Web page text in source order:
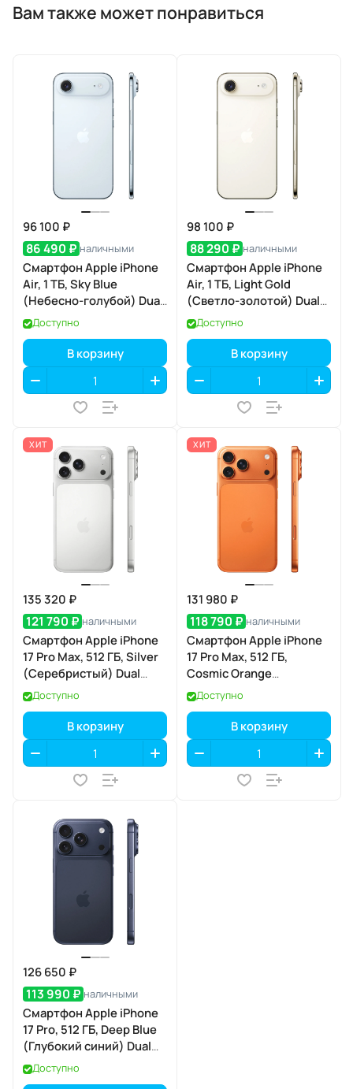
Вам также может понравиться
96 100 ₽
86 490 ₽ наличными
Смартфон Apple iPhone
Air, 1 ТБ, Sky Blue
(Небесно-голубой) Dual
eSIM
Доступно
В корзину
98 100 ₽
88 290 ₽ наличными
Смартфон Apple iPhone
Air, 1 ТБ, Light Gold
(Светло-золотой) Dual
eSIM
Доступно
В корзину
ХИТ
135 320 ₽
121 790 ₽ наличными
Смартфон Apple iPhone
17 Pro Max, 512 ГБ, Silver
(Серебристый) Dual
eSIM
Доступно
В корзину
ХИТ
131 980 ₽
118 790 ₽ наличными
Смартфон Apple iPhone
17 Pro Max, 512 ГБ,
Cosmic Orange
(Космический
оранжевый) Dual eSIM
Доступно
В корзину
126 650 ₽
113 990 ₽ наличными
Смартфон Apple iPhone
17 Pro, 512 ГБ, Deep Blue
(Глубокий синий) Dual
eSIM
Доступно